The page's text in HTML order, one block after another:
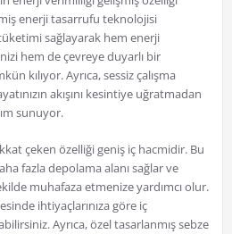
enerji tasarrufu teknolojisi
sağlayarak hem enerji
hem de çevreye duyarlı bir
kılıyor. Ayrıca, sessiz çalışma
akışını kesintiye uğratmadan
sunuyor.
çeken özelliği geniş iç hacmidir. Bu
fazla depolama alanı sağlar ve
muhafaza etmenize yardımcı olur.
ihtiyaçlarınıza göre iç
Ayrıca, özel tasarlanmış sebze